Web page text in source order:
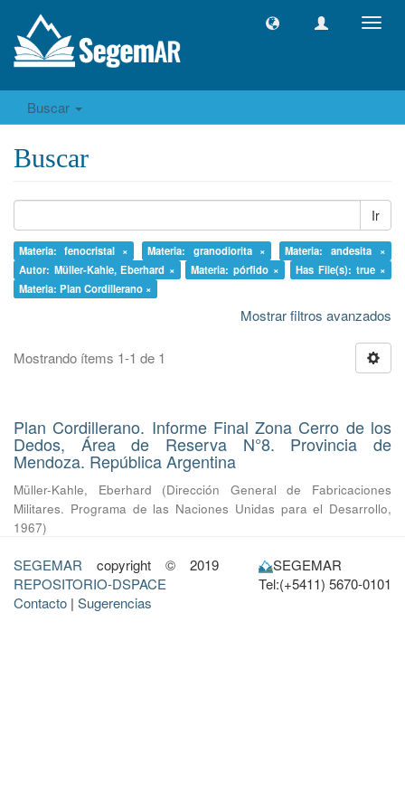
Buscar
Buscar
Ir
Materia: fenocristal × Materia: granodiorita ×
Materia: andesita ×
Autor: Müller-Kahle, Eberhard ×
Materia: pórfido ×
Has File(s): true ×
Materia: Plan Cordillerano ×
Mostrar filtros avanzados
Mostrando ítems 1-1 de 1
Plan Cordillerano. Informe Final Zona Cerro de los
Dedos, Área de Reserva N°8. Provincia de
Mendoza. República Argentina
Müller-Kahle, Eberhard (Dirección General de Fabricaciones
Militares. Programa de las Naciones Unidas para el Desarrollo,
1967)
SEGEMAR copyright © 2019
REPOSITORIO-DSPACE
Contacto | Sugerencias
SEGEMAR
Tel:(+5411) 5670-0101